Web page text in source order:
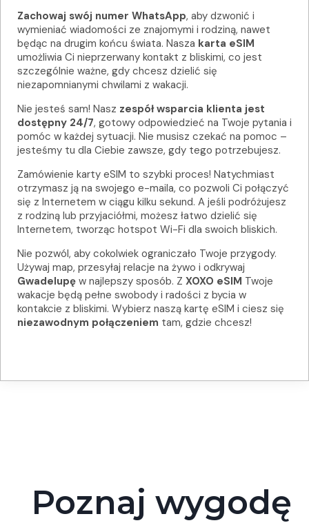
Zachowaj swój numer WhatsApp, aby dzwonić i
wymieniać wiadomości ze znajomymi i rodziną, nawet
będąc na drugim końcu świata. Nasza karta eSIM
umożliwia Ci nieprzerwany kontakt z bliskimi, co jest
szczególnie ważne, gdy chcesz dzielić się
niezapomnianymi chwilami z wakacji.
Nie jesteś sam! Nasz zespół wsparcia klienta jest
dostępny 24/7, gotowy odpowiedzieć na Twoje pytania i
pomóc w każdej sytuacji. Nie musisz czekać na pomoc –
jesteśmy tu dla Ciebie zawsze, gdy tego potrzebujesz.
Zamówienie karty eSIM to szybki proces! Natychmiast
otrzymasz ją na swojego e-maila, co pozwoli Ci połączyć
się z Internetem w ciągu kilku sekund. A jeśli podróżujesz
z rodziną lub przyjaciółmi, możesz łatwo dzielić się
Internetem, tworząc hotspot Wi-Fi dla swoich bliskich.
Nie pozwól, aby cokolwiek ograniczało Twoje przygody.
Używaj map, przesyłaj relacje na żywo i odkrywaj
Gwadelupę w najlepszy sposób. Z XOXO eSIM Twoje
wakacje będą pełne swobody i radości z bycia w
kontakcie z bliskimi. Wybierz naszą kartę eSIM i ciesz się
niezawodnym połączeniem tam, gdzie chcesz!
Poznaj wygodę